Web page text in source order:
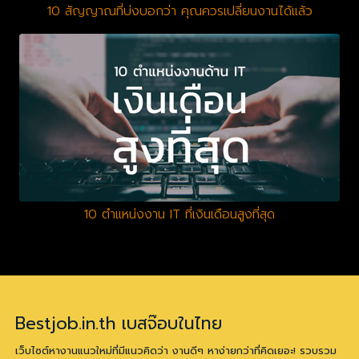
10 สัญญาณที่บ่งบอกว่า คุณควรเปลี่ยนงานได้แล้ว
10 ตำแหน่งงาน IT ที่เงินเดือนสูงที่สุด
Bestjob.in.th เบสจ๊อบในไทย
เว็บไซต์หางานแนวใหม่ที่มีแนวคิดว่า งานดีๆ หาง่ายกว่าที่คิดเยอะ! รวบรวม